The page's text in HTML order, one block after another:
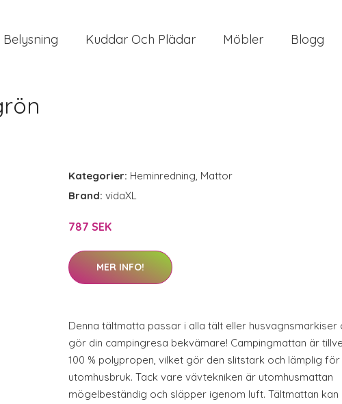
Belysning Kuddar Och Plädar Möbler Blogg
Kategorier: Heminredning, Mattor
Brand: vidaXL
787 SEK
MER INFO!
Denna tältmatta passar i alla tält eller husvagnsmarkiser
gör din campingresa bekvämare! Campingmattan är
100 % polypropen, vilket gör den slitstark och lämplig för
utomhusbruk. Tack vare vävtekniken är utomhusmattan
mögelbeständig och släpper igenom luft. Tältmattan kan